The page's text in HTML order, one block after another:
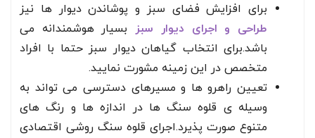
برای افزایش فضای سبز و پوشاندن دیوار ها نیز
طراحی و اجرای دیوار سبز بسیار هوشمندانه می
باشد.برای انتخاب گیاهان دیوار سبز حتما با افراد
متخصص در این زمینه مشورت نمایید.
تعیین راهرو ها و مسیرهای دسترسی می تواند به
وسیله ی قلوه سنگ ها در اندازه ها و رنگ های
متنوع صورت پذیرد.اجرای قلوه سنگ روشی اقتصادی